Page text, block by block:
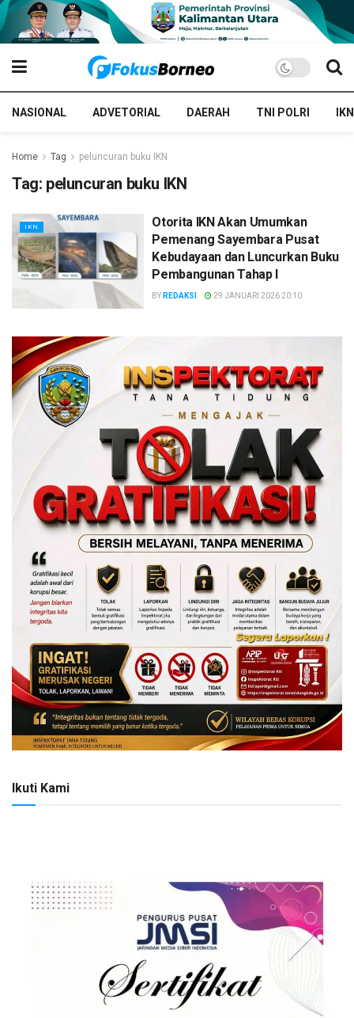
NASIONAL ADVETORIAL DAERAH TNI POLRI IKN
Home Tag peluncuran buku IKN
Tag: peluncuran buku IKN
IKN
Otorita IKN Akan Umumkan
Pemenang Sayembara Pusat
Kebudayaan dan Luncurkan Buku
Pembangunan Tahap I
BY REDAKSI 29 JANUARI 2026 20:10
Ikuti Kami